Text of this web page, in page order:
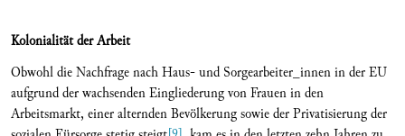
Kolonialität der Arbeit
Obwohl die Nachfrage nach Haus- und Sorgearbeiter_innen in der EU
aufgrund der wachsenden Eingliederung von Frauen in den
Arbeitsmarkt, einer alternden Bevölkerung sowie der Privatisierung der